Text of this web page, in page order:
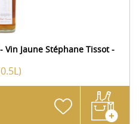
Vin Jaune Stéphane Tissot -